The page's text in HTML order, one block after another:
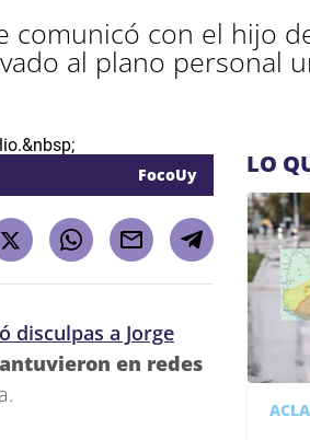
con el hijo
al plano personal
FocoUy
disculpas a Jorge
en redes
LO